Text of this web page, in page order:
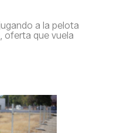
a la pelota
oferta que vuela